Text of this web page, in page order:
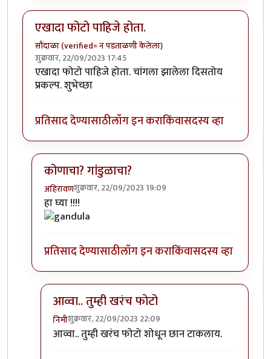
एखादा फोटो पाहिजे होता.
सौंदाळा (verified= न पडताळणी केलेला)
शुक्रवार, 22/09/2023 17:45
एखादा फोटो पाहिजे होता. चांगला झालेला दिसतोय
प्रकल्प. शुभेच्छा
प्रतिसाद देण्यासाठीलॉग इन कराकिंवासदस्य व्हा
कोणाचा? गांडुळाचा?
अहिरावणशुक्रवार, 22/09/2023 19:09
In reply to
हा घ्या !!!!
प्रतिसाद देण्यासाठीलॉग इन कराकिंवासदस्य व्हा
आव्वा.. तुम्ही खरंच फोटो
निमीशुक्रवार, 22/09/2023 22:09
In reply toकोणाचा? गांडुळाचा?byअहिरावण
आव्वा.. तुम्ही खरंच फोटो शोधून छान टाकलाय.